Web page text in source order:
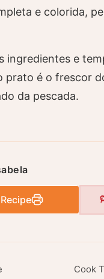
e colorida,
ingredientes e
prato é o frescor
da pescada.
Cook